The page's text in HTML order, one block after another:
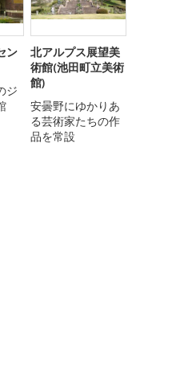
ン
ジ
北アルプス展望美
術館(池田町立美術
館)
安曇野にゆかりあ
る芸術家たちの作
品を常設